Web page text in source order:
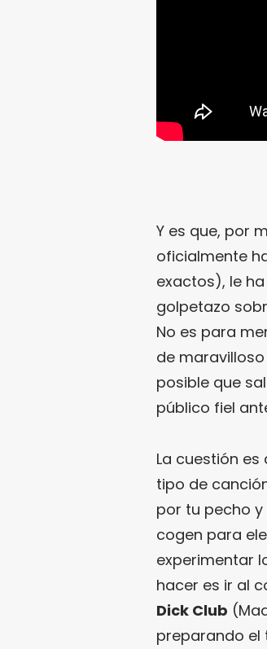
Y es que, por
oficialmente
exactos), le
golpetazo
No es para
de maravilloso
posible que
público fiel
La cuestión es
tipo de
por tu pecho
cogen para
experimentar
hacer es ir al
Dick Club
preparando el